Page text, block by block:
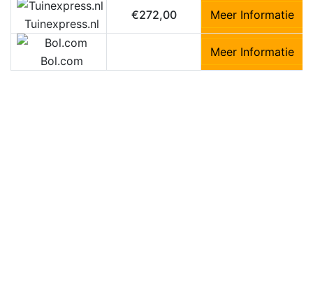
Tuinexpress.nl
€272,00 Meer Informatie
Bol.com
Meer Informatie